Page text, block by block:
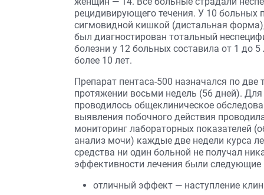
рецидивирующего течения. У 10 больных
сигмовидной кишкой (дистальная
был диагностирован тотальный
болезни у 12 больных составила от 1 до
более 10 лет.
Препарат пентаса-500 назначался по две
протяжении восьми недель (56 дней).
проводилось общеклиническое
выявления побочного действия
мониторинг лабораторных показателей
анализ мочи) каждые две недели курса
средства ни один больной не получал
эффективности лечения были следующие
отличный эффект — наступление